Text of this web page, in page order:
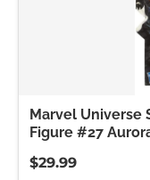
Marvel Universe
Figure #27
$29.99